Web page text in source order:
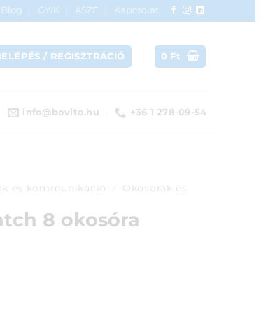
Blog GYIK ÁSZF
Kapcsolat
/ REGISZTRÁCIÓ 0 Ft
info@bovito.hu +36 1 278-09-54
és kommunikáció
Okosórák és
8 okosóra